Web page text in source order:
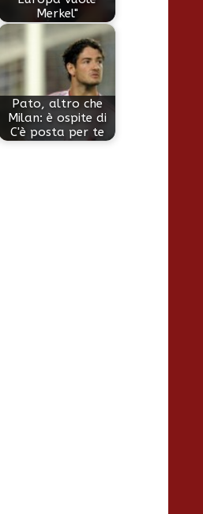
Merkel"
Pato, altro che
Milan: è ospite di
C'è posta per te